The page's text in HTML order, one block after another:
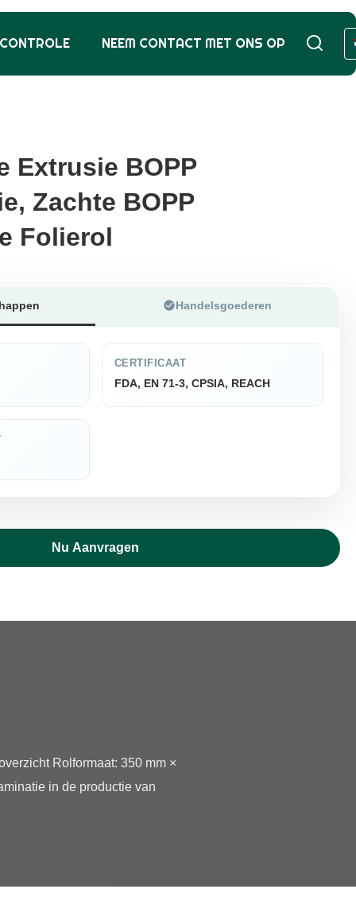
NEEM CONTACT MET ONS OP
Extrusie BOPP
Zachte BOPP
Folierol
Extrusie BOPP
Zachte BOPP
Folierol
Handelsgoederen
CERTIFICAAT
FDA, EN 71-3, CPSIA, REACH
Nu Aanvragen
in de productie van